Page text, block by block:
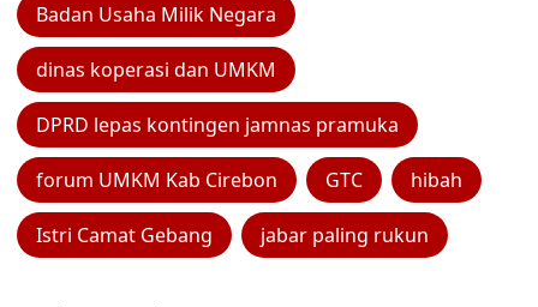
Badan Usaha Milik Negara
dinas koperasi dan UMKM
DPRD lepas kontingen jamnas pramuka
forum UMKM Kab Cirebon GTC hibah
Istri Camat Gebang jabar paling rukun